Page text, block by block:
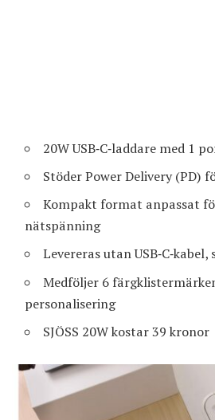
20W USB‑C‑laddare med 1
Stöder Power Delivery (PD)
Kompakt format anpassat
nätspänning
Levereras utan
Medföljer 6
personalisering
SJÖSS 20W kostar 39 kronor